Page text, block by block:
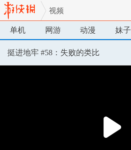
视频
单机 网游 动漫 妹子
挺进地牢 #58：失败的类比